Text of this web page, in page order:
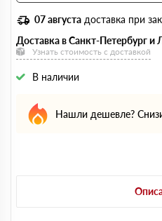
07 августа доставка при
Доставка в Санкт-Петербург и
Узнать стоимость с доставкой
В наличии
Нашли дешевле?